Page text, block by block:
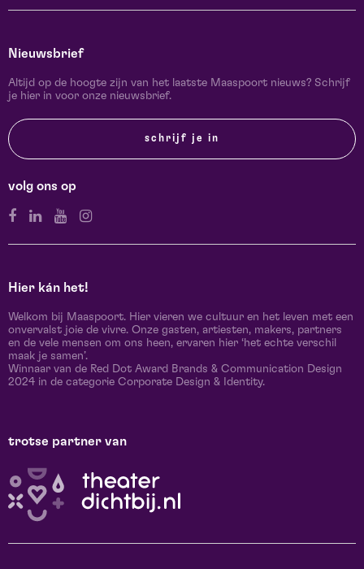
Nieuwsbrief
Altijd op de hoogte zijn van het laatste Maaspoort nieuws? Schrijf
je hier in voor onze nieuwsbrief.
schrijf je in
volg ons op
Hier kán het!
Welkom bij Maaspoort. Hier vieren we cultuur en het leven met een
onvervalst joie de vivre. Onze gasten, artiesten, makers, partners
en de vele mensen om ons heen, ervaren hier ‘het echte verschil
maak je samen’.
Winnaar van de Red Dot Award Brands & Communication Design
2024 in de categorie Corporate Design & Identity.
trotse partner van